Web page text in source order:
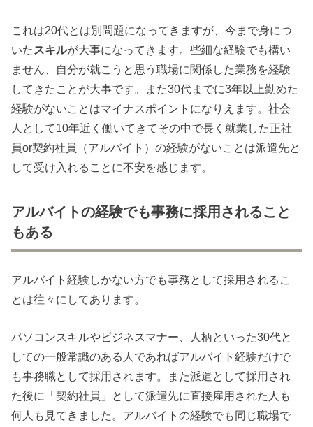
これは20代とは別問題になってきますが、今まで身につ
いた スキルが大事になってきます。些細な経験でも構い
ません、自分が就こうと思う職場に関係した業務を経験
してきたことが大事です。また30代までに3年以上勤めた
経験がないことはマイナスポイントになりえます。社会
人として10年近く働いてきてその中で長く就業した正社
員or契約社員（アルバイト）の経験がないことは派遣先と
して受け入れることに不安を感じます。
アルバイトの経験でも事務に採用されること
もある
アルバイト経験しかない方でも事務として採用されるこ
とは往々にしてあります。
パソコンスキルやビジネスマナー、人柄といった30代と
しての一般常識のある人であればアルバイト経験だけで
も事務職として採用されます。また派遣として採用され
た後に「契約社員」として派遣先に直接雇用された人も
何人も見てきました。アルバイトの経験でも同じ職場で